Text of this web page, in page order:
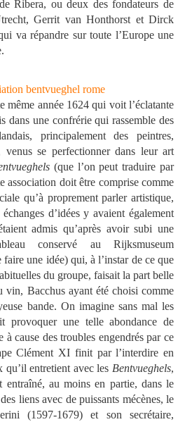
Ribera, ou deux des fondateurs de
Gerrit van Honthorst et Dirck
va répandre sur toute l’Europe une
même année 1624 qui voit l’éclatante
dans une confrérie qui rassemble des
principalement des peintres,
venus se perfectionner dans leur art
(que l’on peut traduire par
association doit être comprise comme
qu’à proprement parler artistique,
d’idées y avaient également
admis qu’après avoir subi une
conservé au Rijksmuseum
faire une idée) qui, à l’instar de ce que
du groupe, faisait la part belle
vin, Bacchus ayant été choisi comme
bande. On imagine sans mal les
provoquer une telle abondance de
à cause des troubles engendrés par ce
Clément XI finit par l’interdire en
qu’il entretient avec les Bentvueghels,
entraîné, au moins en partie, dans le
liens avec de puissants mécènes, le
(1597-1679) et son secrétaire,